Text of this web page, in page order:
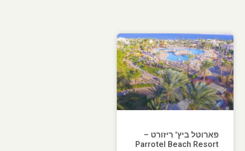
פארוטל ביץ' ריזורט –
Parrotel Beach Resort